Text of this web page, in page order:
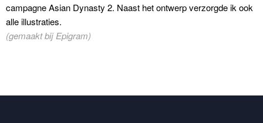
campagne Asian Dynasty 2. Naast het ontwerp verzorgde ik ook
alle illustraties.
(gemaakt bij Epigram)